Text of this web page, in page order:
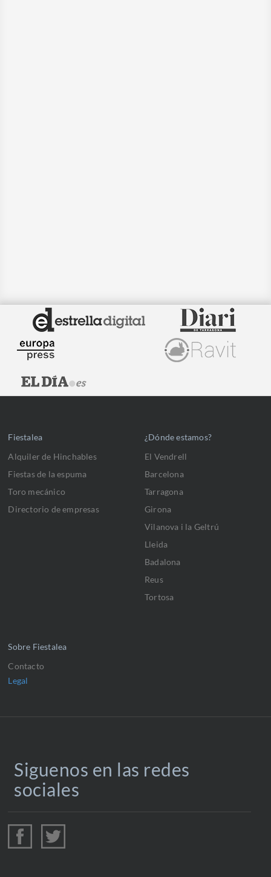
Fiestalea
Alquiler de Hinchables
Fiestas de la espuma
Toro mecánico
Directorio de empresas
¿Dónde estamos?
El Vendrell
Barcelona
Tarragona
Girona
Vilanova i la Geltrú
Lleida
Badalona
Reus
Tortosa
Sobre Fiestalea
Contacto
Legal
Siguenos en las redes
sociales